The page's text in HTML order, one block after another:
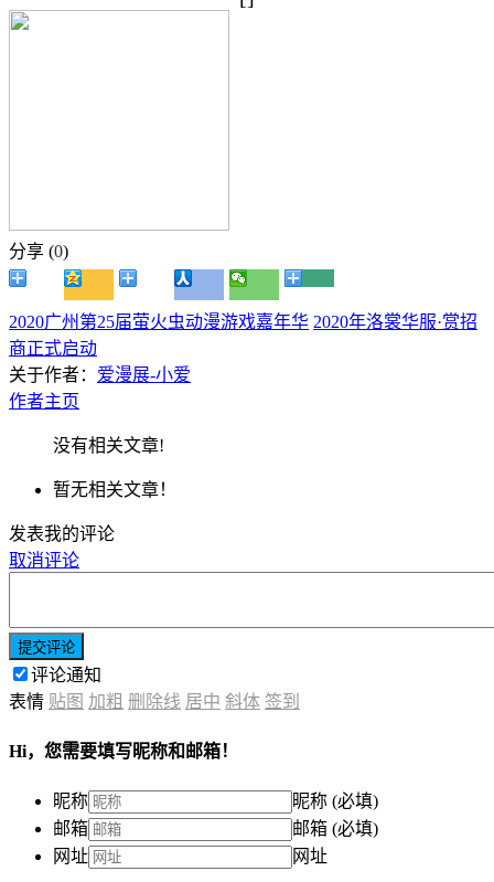
分享 (0)
2020广州第25届萤火虫动漫游戏嘉年华 2020年洛裳华服·赏招
商正式启动
关于作者： 爱漫展-小爱
作者主页
没有相关文章!
暂无相关文章！
发表我的评论
取消评论
提交评论
评论通知
表情 贴图 加粗 删除线 居中 斜体 签到
Hi，您需要填写昵称和邮箱！
昵称
昵称 (必填)
邮箱
邮箱 (必填)
网址
网址